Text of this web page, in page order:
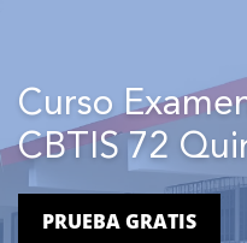
Curso
CBTIS 72
PRUEBA GRATIS